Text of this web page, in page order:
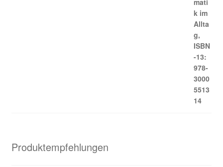
Produktempfehlungen